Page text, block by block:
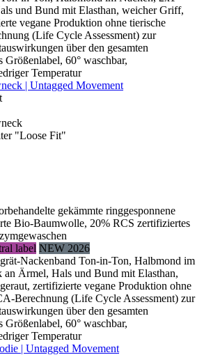
und Bund mit Elasthan, weicher Griff,
vegane Produktion ohne tierische
(Life Cycle Assessment) zur
über den gesamten
Größenlabel, 60° waschbar,
Temperatur
| Untagged Movement
"Loose Fit"
gekämmte ringgesponnene
Bio-Baumwolle, 20% RCS zertifiziertes
label NEW 2026
Nackenband Ton-in-Ton, Halbmond im
Ärmel, Hals und Bund mit Elasthan,
zertifizierte vegane Produktion ohne
Berechnung (Life Cycle Assessment) zur
über den gesamten
Größenlabel, 60° waschbar,
Temperatur
| Untagged Movement